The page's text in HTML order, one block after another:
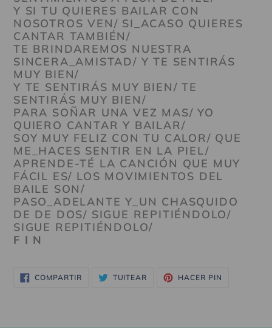
Y SI TU QUIERES BAILAR CON
NOSOTROS VEN/ SI_ACASO QUIERES
CANTAR TAMBIÉN/
TE BRINDAREMOS NUESTRA
SINCERA_AMISTAD/ Y TE SENTIRÁS
MUY BIEN/
Y TE SENTIRÁS MUY BIEN/ TE
SENTIRÁS MUY BIEN/
PARA SOÑAR UNA VEZ MAS/ YO
QUIERO CANTAR Y BAILAR/
SOY MUY FELIZ CON TU CALOR/ QUE
ME_HACES SENTIR EN LA PIEL/
APRENDE-TÉ LA CANCIÓN QUE MUY
FÁCIL ES/ LOS MOVIMIENTOS DEL
BAILE SON/
PASO_ADELANTE Y_UN CHASQUIDO
DE DE DOS/ SIGUE REPITIÉNDOLO/
SIGUE REPITIÉNDOLO/
F I N
COMPARTIRCOMPARTIR
EN
TUITEAR TUITEARHACER PIN